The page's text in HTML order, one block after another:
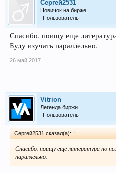
Сергей2531
Новичок на бирже
Пользователь
Спасибо, поищу еще
Буду изучать параллельно.
26 май 2017
Vitrion
Легенда биржи
Пользователь
Сергей2531 сказал(а): ↑
Спасибо, поищу еще литература по
параллельно.